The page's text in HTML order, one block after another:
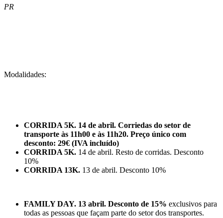
PR
Modalidades:
CORRIDA 5K. 14 de abril. Corriedas do setor de
transporte às 11h00 e às 11h20. Preço único com
desconto: 29€ (IVA incluído)
CORRIDA 5K. 14 de abril. Resto de corridas. Desconto
10%
CORRIDA 13K. 13 de abril. Desconto 10%
FAMILY DAY. 13 abril. Desconto de 15% exclusivos para
todas as pessoas que façam parte do setor dos transportes.